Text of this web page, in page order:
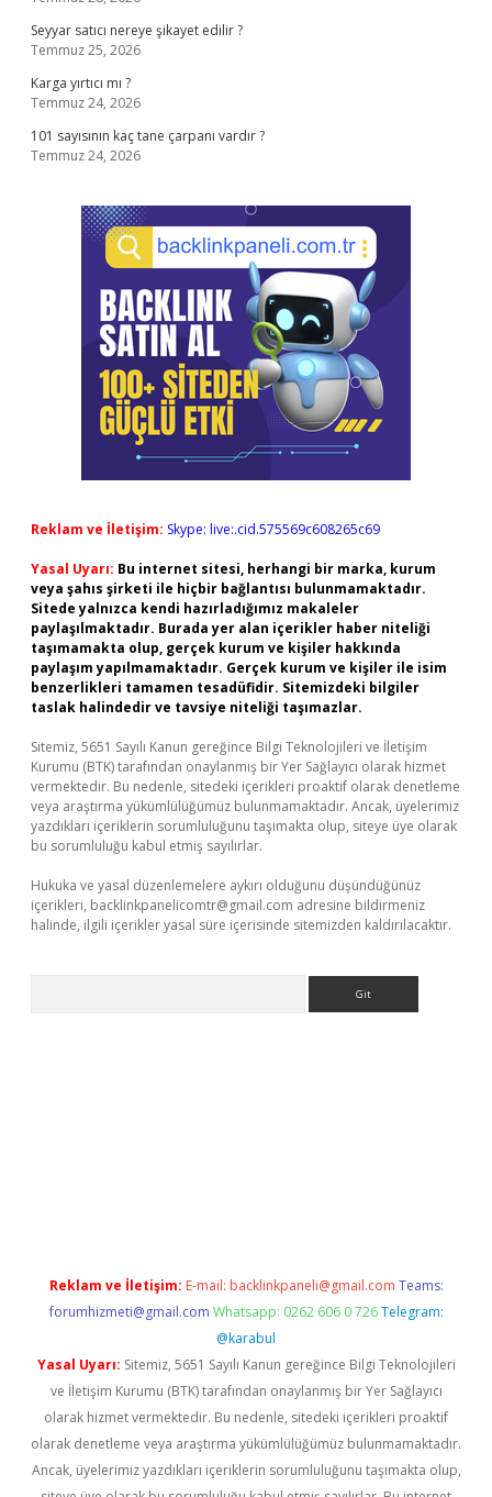
Seyyar satıcı nereye şikayet edilir ?
Temmuz 25, 2026
Karga yırtıcı mı ?
Temmuz 24, 2026
101 sayısının kaç tane çarpanı vardır ?
Temmuz 24, 2026
Reklam ve İletişim: Skype: live:.cid.575569c608265c69
Yasal Uyarı: Bu internet sitesi, herhangi bir marka, kurum
veya şahıs şirketi ile hiçbir bağlantısı bulunmamaktadır.
Sitede yalnızca kendi hazırladığımız makaleler
paylaşılmaktadır. Burada yer alan içerikler haber niteliği
taşımamakta olup, gerçek kurum ve kişiler hakkında
paylaşım yapılmamaktadır. Gerçek kurum ve kişiler ile isim
benzerlikleri tamamen tesadüfidir. Sitemizdeki bilgiler
taslak halindedir ve tavsiye niteliği taşımazlar.
Sitemiz, 5651 Sayılı Kanun gereğince Bilgi Teknolojileri ve İletişim
Kurumu (BTK) tarafından onaylanmış bir Yer Sağlayıcı olarak hizmet
vermektedir. Bu nedenle, sitedeki içerikleri proaktif olarak denetleme
veya araştırma yükümlülüğümüz bulunmamaktadır. Ancak, üyelerimiz
yazdıkları içeriklerin sorumluluğunu taşımakta olup, siteye üye olarak
bu sorumluluğu kabul etmiş sayılırlar.
Hukuka ve yasal düzenlemelere aykırı olduğunu düşündüğünüz
içerikleri, backlinkpanelicomtr@gmail.com adresine bildirmeniz
halinde, ilgili içerikler yasal süre içerisinde sitemizden kaldırılacaktır.
Reklam ve İletişim: E-mail: backlinkpaneli@gmail.com Teams:
forumhizmeti@gmail.com Whatsapp: 0262 606 0 726 Telegram:
@karabul
Yasal Uyarı: Sitemiz, 5651 Sayılı Kanun gereğince Bilgi Teknolojileri
ve İletişim Kurumu (BTK) tarafından onaylanmış bir Yer Sağlayıcı
olarak hizmet vermektedir. Bu nedenle, sitedeki içerikleri proaktif
olarak denetleme veya araştırma yükümlülüğümüz bulunmamaktadır.
Ancak, üyelerimiz yazdıkları içeriklerin sorumluluğunu taşımakta olup,